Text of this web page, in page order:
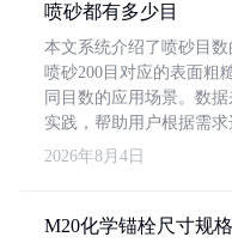
喷砂都有多少目
本文系统介绍了喷砂目
喷砂200目对应的表面粗
同目数的应用场景。数
实践，帮助用户根据需求
2026年8月4日
M20化学锚栓尺寸规